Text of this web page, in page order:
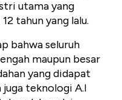
utama yang
tahun yang lalu.
bahwa seluruh
maupun besar
yang didapat
teknologi A.I